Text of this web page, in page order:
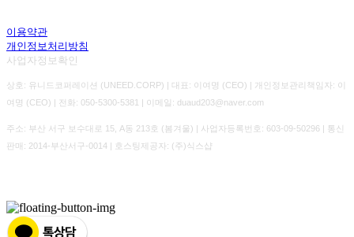
이용약관
개인정보처리방침
사업자정보확인
상호: 유니드코퍼레이션 (UNEED.CORP) | 대표: 이여명 (CEO) | 개인정보관리책임자: 이
여명 (CEO) | 전화: 050-5300-5381 | 이메일: duaud203@naver.com
주소: 부산 서구 보수대로 15, A동 213호 (봄겨울) | 사업자등록번호: 603-09-50296 | 통신
판매: 2014-부산서구-0014 | 호스팅제공자: (주)식스샵